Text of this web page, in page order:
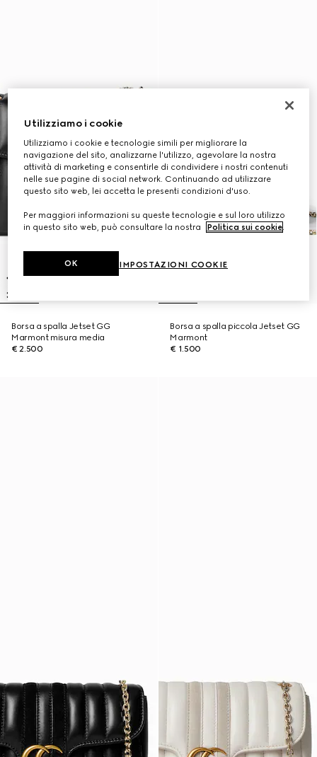
Borsa a spalla Jetset GG
Marmont misura media
€ 2.500
Borsa a spalla piccola Jetset GG
Marmont
€ 1.500
Utilizziamo i cookie
Utilizziamo i cookie e tecnologie simili per migliorare la
navigazione del sito, analizzarne l'utilizzo, agevolare la nostra
attività di marketing e consentirle di condividere i nostri contenuti
nelle sue pagine di social network. Continuando ad utilizzare
questo sito web, lei accetta le presenti condizioni d'uso.
Per maggiori informazioni su queste tecnologie e sul loro utilizzo
in questo sito web, può consultare la nostra
Politica sui cookie.
IMPOSTAZIONI COOKIE
OK